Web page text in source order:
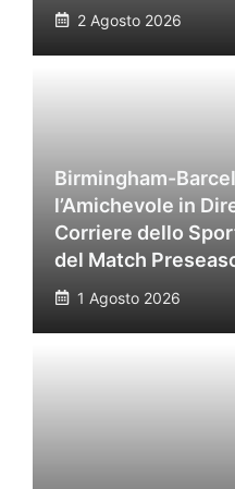
2 Agosto 2026
Birmingham-
l’Amichevole in
Corriere dello
del Match
1 Agosto 2026